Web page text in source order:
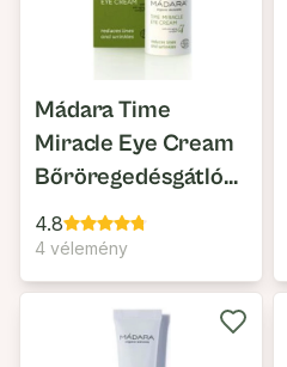
Mádara Time
Miracle Eye Cream
Bőröregedésgátló
Szemránc Krém
4.8
4 vélemény